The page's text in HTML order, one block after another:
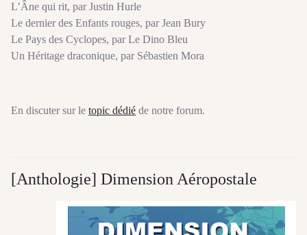
L’Âne qui rit, par Justin Hurle
Le dernier des Enfants rouges, par Jean Bury
Le Pays des Cyclopes, par Le Dino Bleu
Un Héritage draconique, par Sébastien Mora
En discuter sur le topic dédié de notre forum.
[Anthologie] Dimension Aéropostale